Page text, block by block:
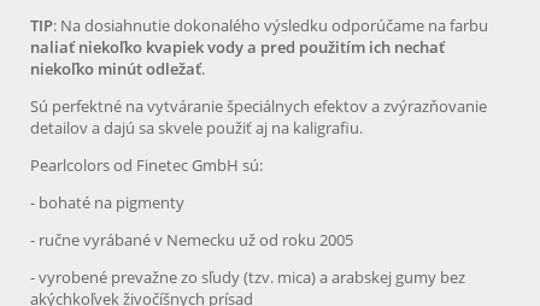
TIP: Na dosiahnutie dokonalého výsledku odporúčame na farbu
naliať niekoľko kvapiek vody a pred použitím ich nechať
niekoľko minút odležať.
Sú perfektné na vytváranie špeciálnych efektov a zvýrazňovanie
detailov a dajú sa skvele použiť aj na kaligrafiu.
Pearlcolors od Finetec GmbH sú:
- bohaté na pigmenty
- ručne vyrábané v Nemecku už od roku 2005
- vyrobené prevažne zo sľudy (tzv. mica) a arabskej gumy bez
akýchkoľvek živočíšnych prísad